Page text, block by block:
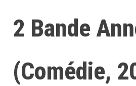
2 Bande
(Comédie,